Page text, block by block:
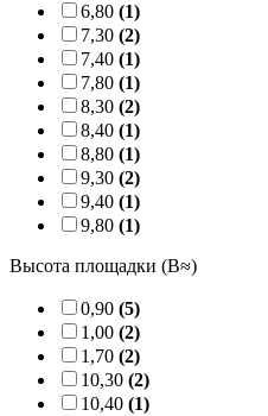
6,80 (1)
7,30 (2)
7,40 (1)
7,80 (1)
8,30 (2)
8,40 (1)
8,80 (1)
9,30 (2)
9,40 (1)
9,80 (1)
Высота площадки (B≈)
0,90 (5)
1,00 (2)
1,70 (2)
10,30 (2)
10,40 (1)